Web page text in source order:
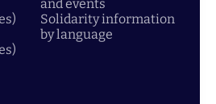
and events
Solidarity information
by language